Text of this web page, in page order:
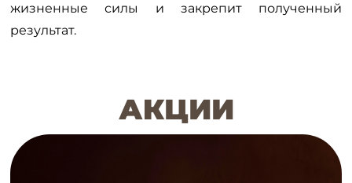
жизненные силы и закрепит полученный
результат.
АКЦИИ